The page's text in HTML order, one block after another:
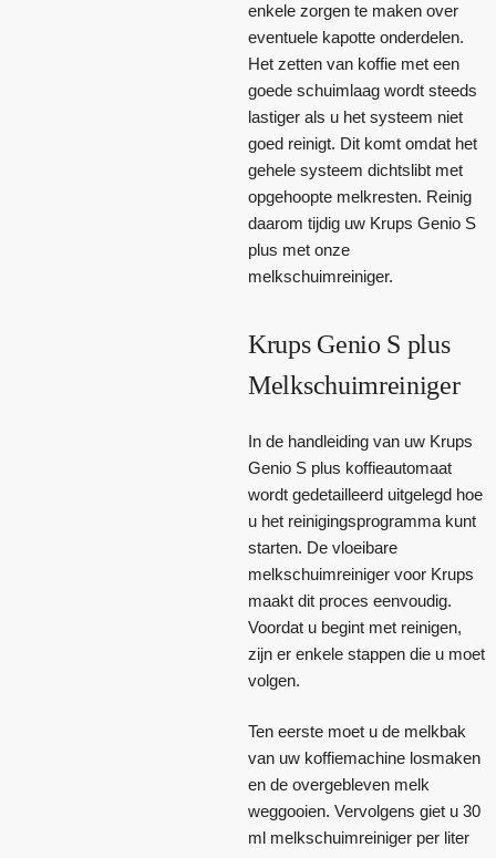
enkele zorgen te maken over
eventuele kapotte onderdelen.
Het zetten van koffie met een
goede schuimlaag wordt steeds
lastiger als u het systeem niet
goed reinigt. Dit komt omdat het
gehele systeem dichtslibt met
opgehoopte melkresten. Reinig
daarom tijdig uw Krups Genio S
plus met onze
melkschuimreiniger.
Krups Genio S plus
Melkschuimreiniger
In de handleiding van uw Krups
Genio S plus koffieautomaat
wordt gedetailleerd uitgelegd hoe
u het reinigingsprogramma kunt
starten. De vloeibare
melkschuimreiniger voor Krups
maakt dit proces eenvoudig.
Voordat u begint met reinigen,
zijn er enkele stappen die u moet
volgen.
Ten eerste moet u de melkbak
van uw koffiemachine losmaken
en de overgebleven melk
weggooien. Vervolgens giet u 30
ml melkschuimreiniger per liter